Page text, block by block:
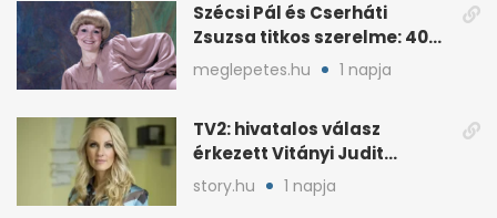
Szécsi Pál és Cserháti
Zsuzsa titkos szerelme: 40
év után derült ki
meglepetes.hu 1 napja
TV2: hivatalos válasz
érkezett Vitányi Judit
további szerepéről
story.hu 1 napja